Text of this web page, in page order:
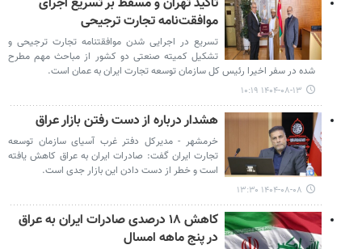
موافقت‌نامه تجارت ترجیحی
تسریع در اجرایی‌ شدن موافقتنامه تجارت ترجیحی و
تشکیل کمیته صنعتی دو کشور از مباحث مهم مطرح
شده در سفر اخیرا رئیس کل سازمان توسعه تجارت ایران به عمان است.
۱۴۰۴-۰۸-۱۳ ۱۰:۱۹
هشدار درباره از دست رفتن بازار عراق
خرمشهر - مدیرکل دفتر غرب آسیای سازمان توسعه
تجارت ایران گفت: صادرات ایران به عراق کاهش یافته
است و خطر از دست دادن این بازار جدی است.
۱۴۰۴-۰۸-۰۸ ۱۳:۳۰
کاهش ۱۸ درصدی صادرات ایران به عراق
در پنج ماهه امسال